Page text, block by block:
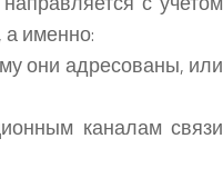
а именно:
они адресованы, или
каналам связи